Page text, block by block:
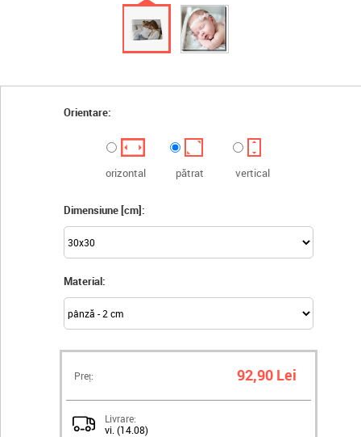
Orientare:
orizontal pătrat vertical
Dimensiune [cm]:
Material:
Preț: 92,90 Lei
Livrare:
vi. (14.08)